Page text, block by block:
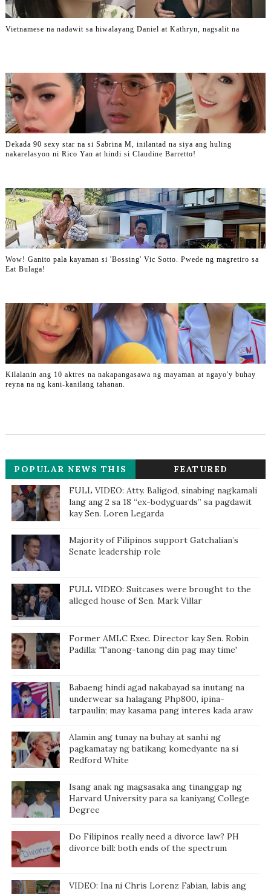
Vietnamese na nadawit sa hiwalayang Daniel at Kathryn, nagsalit na
Dekada 90 sexy star na si Sabrina M, inilantad na siya ang huling
nakarelasyon ni Rico Yan at hindi si Claudine Barretto!
Wow! Ganito pala kayaman si 'Bossing' Vic Sotto. Pwede ng magretiro sa
Eat Bulaga!
Kilalanin ang 10 aktres na nakapangasawa ng mayaman at ngayo'y buhay
reyna na ng kani-kanilang tahanan.
POPULAR NEWS THIS
WEEK
FEATURED
FULL VIDEO: Atty. Baligod, sinabing nagkamali
lang ang 2 sa 18 “ex-bodyguards” sa pagdawit
kay Sen. Loren Legarda
Majority of Filipinos support Gatchalian’s
Senate leadership role
FULL VIDEO: Suitcases were brought to the
alleged house of Sen. Mark Villar
Former AMLC Exec. Director kay Sen. Robin
Padilla: 'Tanong-tanong din pag may time'
Babaeng hindi agad nakabayad sa inutang na
underwear sa halagang Php800, ipina-
tarpaulin; may kasama pang interes kada araw
Alamin ang tunay na buhay at sanhi ng
pagkamatay ng batikang komedyante na si
Redford White
Isang anak ng magsasaka ang tinanggap ng
Harvard University para sa kaniyang College
Degree
Do Filipinos really need a divorce law? PH
divorce bill: both ends of the spectrum
VIDEO: Ina ni Chris Lorenz Fabian, labis ang